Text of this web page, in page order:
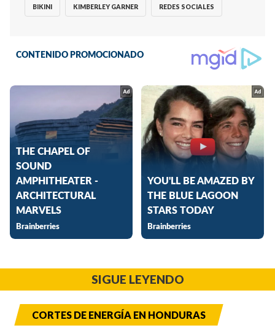
BIKINI KIMBERLEY GARNER REDES SOCIALES
SIGUE LEYENDO
CORTES DE ENERGÍA EN HONDURAS